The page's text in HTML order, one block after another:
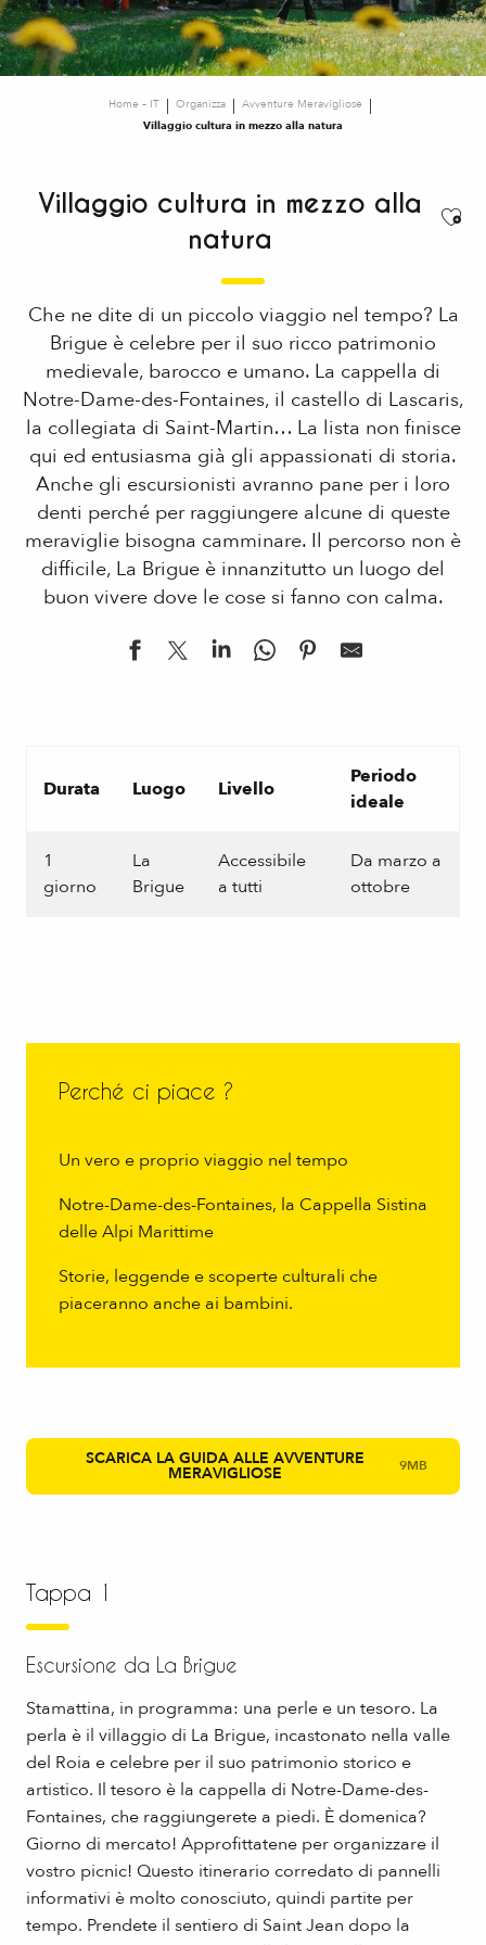
Home – IT Organizza
Avventure Meravigliose
Villaggio cultura in mezzo alla natura
Villaggio cultura in mezzo alla
natura
Che ne dite di un piccolo viaggio nel tempo? La
Brigue è celebre per il suo ricco patrimonio
medievale, barocco e umano. La cappella di
Notre-Dame-des-Fontaines, il castello di Lascaris,
la collegiata di Saint-Martin… La lista non finisce
qui ed entusiasma già gli appassionati di storia.
Anche gli escursionisti avranno pane per i loro
denti perché per raggiungere alcune di queste
meraviglie bisogna camminare. Il percorso non è
difficile, La Brigue è innanzitutto un luogo del
buon vivere dove le cose si fanno con calma.
Durata Luogo Livello
Periodo
ideale
1
giorno
La
Brigue
Accessibile
a tutti
Da marzo a
ottobre
Perché ci piace ?
Un vero e proprio viaggio nel tempo
Notre-Dame-des-Fontaines, la Cappella Sistina
delle Alpi Marittime
Storie, leggende e scoperte culturali che
piaceranno anche ai bambini.
SCARICA LA GUIDA ALLE AVVENTURE
MERAVIGLIOSE 9MB
Tappa 1
Escursione da La Brigue
Stamattina, in programma: una perle e un tesoro. La
perla è il villaggio di La Brigue, incastonato nella valle
del Roia e celebre per il suo patrimonio storico e
artistico. Il tesoro è la cappella di Notre-Dame-des-
Fontaines, che raggiungerete a piedi. È domenica?
Giorno di mercato! Approfittatene per organizzare il
vostro picnic! Questo itinerario corredato di pannelli
informativi è molto conosciuto, quindi partite per
tempo. Prendete il sentiero di Saint Jean dopo la